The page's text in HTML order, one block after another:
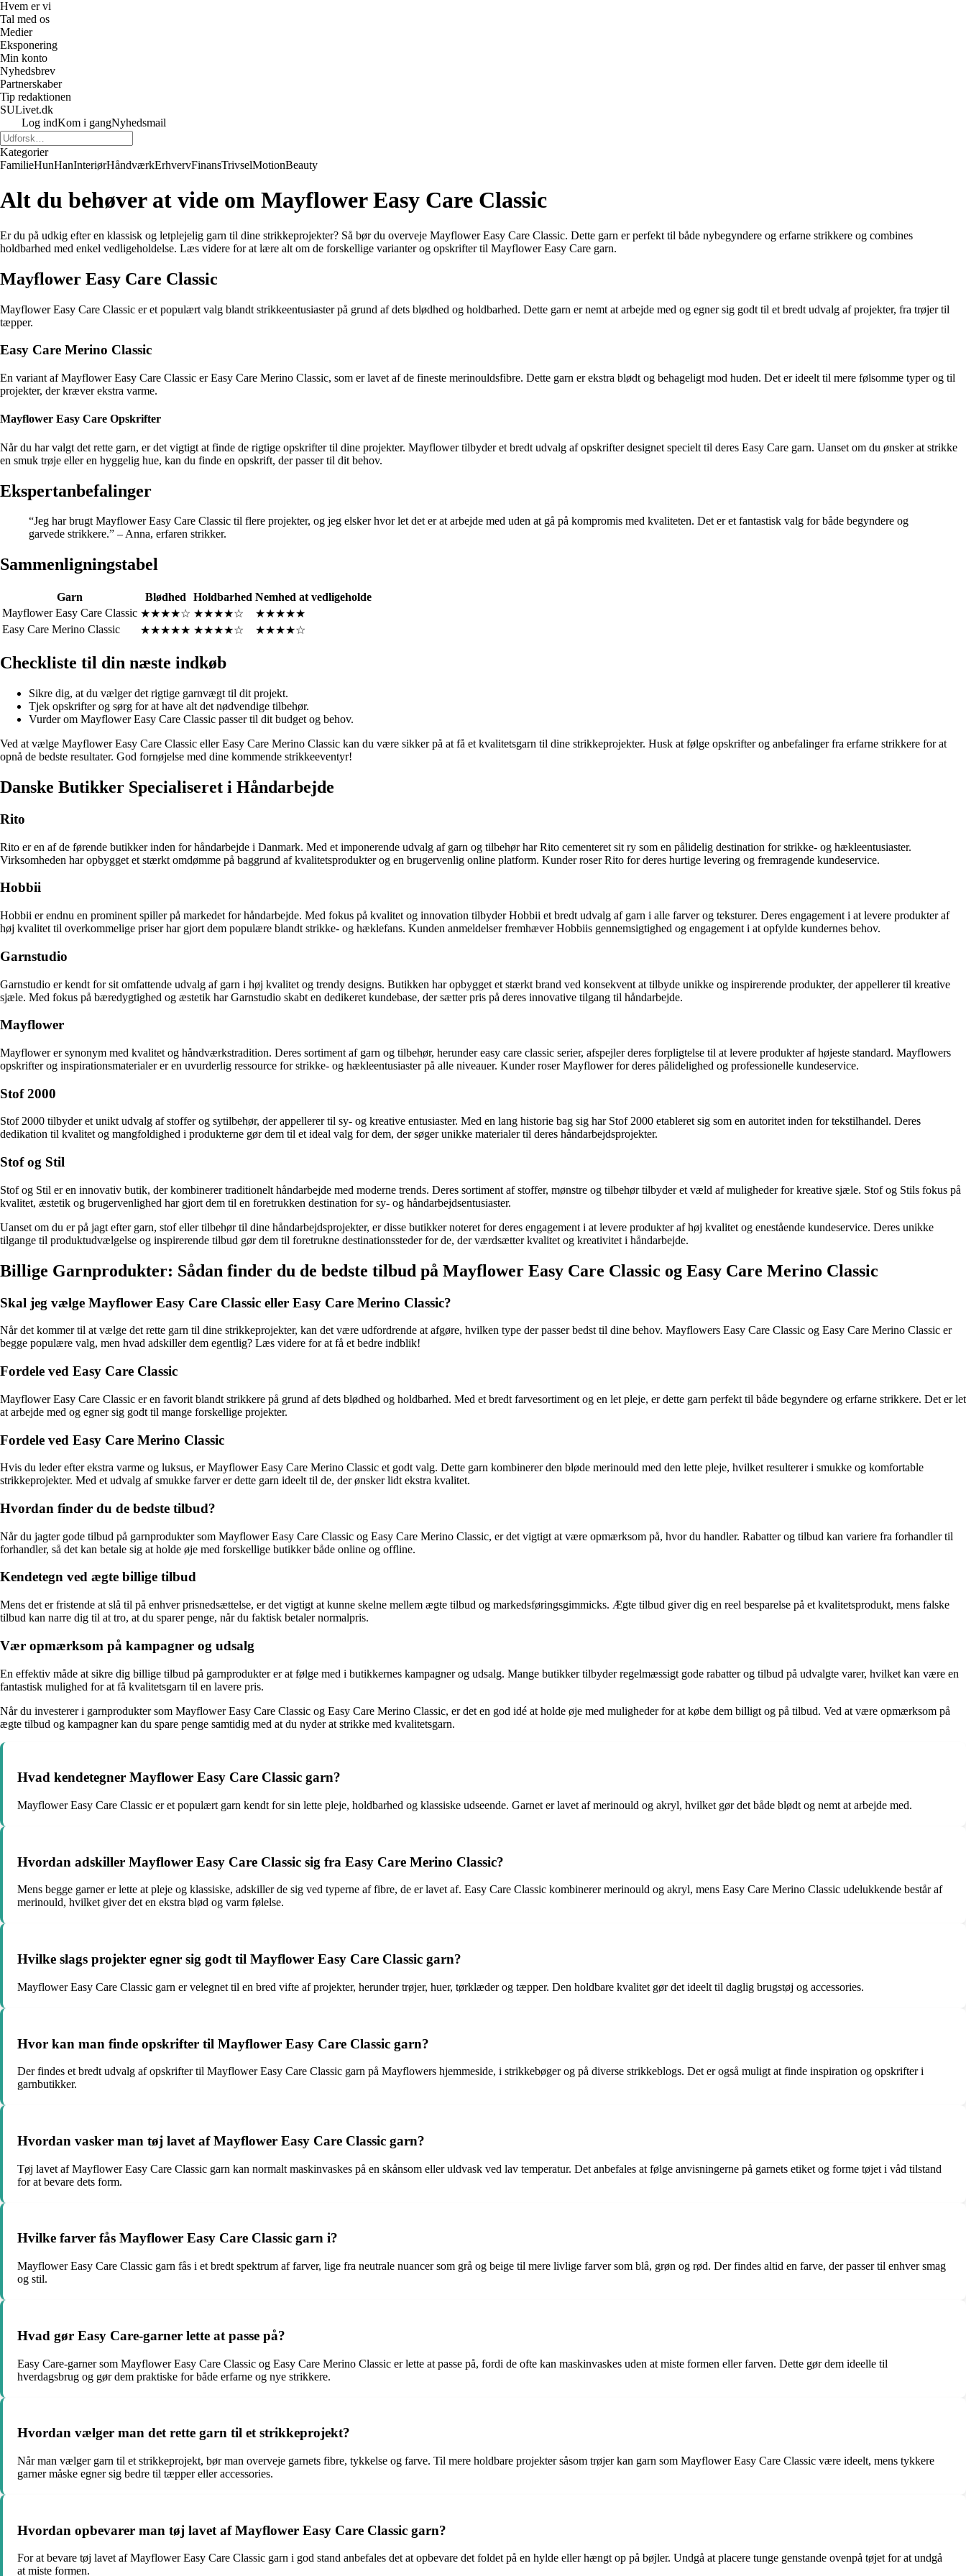
Hvem er vi
Tal med os
Medier
Eksponering
Min konto
Nyhedsbrev
Partnerskaber
Tip redaktionen
SULivet.dk
Log indKom i gangNyhedsmail
Kategorier
FamilieHunHanInteriørHåndværkErhvervFinansTrivselMotionBeauty
Alt du behøver at vide om Mayflower Easy Care Classic
Er du på udkig efter en klassisk og letplejelig garn til dine strikkeprojekter? Så bør du overveje Mayflower Easy Care Classic. Dette garn er perfekt til både nybegyndere og erfarne strikkere og combines
holdbarhed med enkel vedligeholdelse. Læs videre for at lære alt om de forskellige varianter og opskrifter til Mayflower Easy Care garn.
Mayflower Easy Care Classic
Mayflower Easy Care Classic er et populært valg blandt strikkeentusiaster på grund af dets blødhed og holdbarhed. Dette garn er nemt at arbejde med og egner sig godt til et bredt udvalg af projekter, fra trøjer til
tæpper.
Easy Care Merino Classic
En variant af Mayflower Easy Care Classic er Easy Care Merino Classic, som er lavet af de fineste merinouldsfibre. Dette garn er ekstra blødt og behageligt mod huden. Det er ideelt til mere følsomme typer og til
projekter, der kræver ekstra varme.
Mayflower Easy Care Opskrifter
Når du har valgt det rette garn, er det vigtigt at finde de rigtige opskrifter til dine projekter. Mayflower tilbyder et bredt udvalg af opskrifter designet specielt til deres Easy Care garn. Uanset om du ønsker at strikke
en smuk trøje eller en hyggelig hue, kan du finde en opskrift, der passer til dit behov.
Ekspertanbefalinger
“Jeg har brugt Mayflower Easy Care Classic til flere projekter, og jeg elsker hvor let det er at arbejde med uden at gå på kompromis med kvaliteten. Det er et fantastisk valg for både begyndere og
garvede strikkere.” – Anna, erfaren strikker.
Sammenligningstabel
Garn Blødhed Holdbarhed Nemhed at vedligeholde
Mayflower Easy Care Classic ★★★★☆ ★★★★☆
★★★★★
Easy Care Merino Classic
★★★★★ ★★★★☆ ★★★★☆
Checkliste til din næste indkøb
Sikre dig, at du vælger det rigtige garnvægt til dit projekt.
Tjek opskrifter og sørg for at have alt det nødvendige tilbehør.
Vurder om Mayflower Easy Care Classic passer til dit budget og behov.
Ved at vælge Mayflower Easy Care Classic eller Easy Care Merino Classic kan du være sikker på at få et kvalitetsgarn til dine strikkeprojekter. Husk at følge opskrifter og anbefalinger fra erfarne strikkere for at
opnå de bedste resultater. God fornøjelse med dine kommende strikkeeventyr!
Danske Butikker Specialiseret i Håndarbejde
Rito
Rito er en af de førende butikker inden for håndarbejde i Danmark. Med et imponerende udvalg af garn og tilbehør har Rito cementeret sit ry som en pålidelig destination for strikke- og hækleentusiaster.
Virksomheden har opbygget et stærkt omdømme på baggrund af kvalitetsprodukter og en brugervenlig online platform. Kunder roser Rito for deres hurtige levering og fremragende kundeservice.
Hobbii
Hobbii er endnu en prominent spiller på markedet for håndarbejde. Med fokus på kvalitet og innovation tilbyder Hobbii et bredt udvalg af garn i alle farver og teksturer. Deres engagement i at levere produkter af
høj kvalitet til overkommelige priser har gjort dem populære blandt strikke- og hæklefans. Kunden anmeldelser fremhæver Hobbiis gennemsigtighed og engagement i at opfylde kundernes behov.
Garnstudio
Garnstudio er kendt for sit omfattende udvalg af garn i høj kvalitet og trendy designs. Butikken har opbygget et stærkt brand ved konsekvent at tilbyde unikke og inspirerende produkter, der appellerer til kreative
sjæle. Med fokus på bæredygtighed og æstetik har Garnstudio skabt en dedikeret kundebase, der sætter pris på deres innovative tilgang til håndarbejde.
Mayflower
Mayflower er synonym med kvalitet og håndværkstradition. Deres sortiment af garn og tilbehør, herunder easy care classic serier, afspejler deres forpligtelse til at levere produkter af højeste standard. Mayflowers
opskrifter og inspirationsmaterialer er en uvurderlig ressource for strikke- og hækleentusiaster på alle niveauer. Kunder roser Mayflower for deres pålidelighed og professionelle kundeservice.
Stof 2000
Stof 2000 tilbyder et unikt udvalg af stoffer og sytilbehør, der appellerer til sy- og kreative entusiaster. Med en lang historie bag sig har Stof 2000 etableret sig som en autoritet inden for tekstilhandel. Deres
dedikation til kvalitet og mangfoldighed i produkterne gør dem til et ideal valg for dem, der søger unikke materialer til deres håndarbejdsprojekter.
Stof og Stil
Stof og Stil er en innovativ butik, der kombinerer traditionelt håndarbejde med moderne trends. Deres sortiment af stoffer, mønstre og tilbehør tilbyder et væld af muligheder for kreative sjæle. Stof og Stils fokus på
kvalitet, æstetik og brugervenlighed har gjort dem til en foretrukken destination for sy- og håndarbejdsentusiaster.
Uanset om du er på jagt efter garn, stof eller tilbehør til dine håndarbejdsprojekter, er disse butikker noteret for deres engagement i at levere produkter af høj kvalitet og enestående kundeservice. Deres unikke
tilgange til produktudvælgelse og inspirerende tilbud gør dem til foretrukne destinationssteder for de, der værdsætter kvalitet og kreativitet i håndarbejde.
Billige Garnprodukter: Sådan finder du de bedste tilbud på Mayflower Easy Care Classic og Easy Care Merino Classic
Skal jeg vælge Mayflower Easy Care Classic eller Easy Care Merino Classic?
Når det kommer til at vælge det rette garn til dine strikkeprojekter, kan det være udfordrende at afgøre, hvilken type der passer bedst til dine behov. Mayflowers Easy Care Classic og Easy Care Merino Classic er
begge populære valg, men hvad adskiller dem egentlig? Læs videre for at få et bedre indblik!
Fordele ved Easy Care Classic
Mayflower Easy Care Classic er en favorit blandt strikkere på grund af dets blødhed og holdbarhed. Med et bredt farvesortiment og en let pleje, er dette garn perfekt til både begyndere og erfarne strikkere. Det er let
at arbejde med og egner sig godt til mange forskellige projekter.
Fordele ved Easy Care Merino Classic
Hvis du leder efter ekstra varme og luksus, er Mayflower Easy Care Merino Classic et godt valg. Dette garn kombinerer den bløde merinould med den lette pleje, hvilket resulterer i smukke og komfortable
strikkeprojekter. Med et udvalg af smukke farver er dette garn ideelt til de, der ønsker lidt ekstra kvalitet.
Hvordan finder du de bedste tilbud?
Når du jagter gode tilbud på garnprodukter som Mayflower Easy Care Classic og Easy Care Merino Classic, er det vigtigt at være opmærksom på, hvor du handler. Rabatter og tilbud kan variere fra forhandler til
forhandler, så det kan betale sig at holde øje med forskellige butikker både online og offline.
Kendetegn ved ægte billige tilbud
Mens det er fristende at slå til på enhver prisnedsættelse, er det vigtigt at kunne skelne mellem ægte tilbud og markedsføringsgimmicks. Ægte tilbud giver dig en reel besparelse på et kvalitetsprodukt, mens falske
tilbud kan narre dig til at tro, at du sparer penge, når du faktisk betaler normalpris.
Vær opmærksom på kampagner og udsalg
En effektiv måde at sikre dig billige tilbud på garnprodukter er at følge med i butikkernes kampagner og udsalg. Mange butikker tilbyder regelmæssigt gode rabatter og tilbud på udvalgte varer, hvilket kan være en
fantastisk mulighed for at få kvalitetsgarn til en lavere pris.
Når du investerer i garnprodukter som Mayflower Easy Care Classic og Easy Care Merino Classic, er det en god idé at holde øje med muligheder for at købe dem billigt og på tilbud. Ved at være opmærksom på
ægte tilbud og kampagner kan du spare penge samtidig med at du nyder at strikke med kvalitetsgarn.
Hvad kendetegner Mayflower Easy Care Classic garn?
Mayflower Easy Care Classic er et populært garn kendt for sin lette pleje, holdbarhed og klassiske udseende. Garnet er lavet af merinould og akryl, hvilket gør det både blødt og nemt at arbejde med.
Hvordan adskiller Mayflower Easy Care Classic sig fra Easy Care Merino Classic?
Mens begge garner er lette at pleje og klassiske, adskiller de sig ved typerne af fibre, de er lavet af. Easy Care Classic kombinerer merinould og akryl, mens Easy Care Merino Classic udelukkende består af
merinould, hvilket giver det en ekstra blød og varm følelse.
Hvilke slags projekter egner sig godt til Mayflower Easy Care Classic garn?
Mayflower Easy Care Classic garn er velegnet til en bred vifte af projekter, herunder trøjer, huer, tørklæder og tæpper. Den holdbare kvalitet gør det ideelt til daglig brugstøj og accessories.
Hvor kan man finde opskrifter til Mayflower Easy Care Classic garn?
Der findes et bredt udvalg af opskrifter til Mayflower Easy Care Classic garn på Mayflowers hjemmeside, i strikkebøger og på diverse strikkeblogs. Det er også muligt at finde inspiration og opskrifter i
garnbutikker.
Hvordan vasker man tøj lavet af Mayflower Easy Care Classic garn?
Tøj lavet af Mayflower Easy Care Classic garn kan normalt maskinvaskes på en skånsom eller uldvask ved lav temperatur. Det anbefales at følge anvisningerne på garnets etiket og forme tøjet i våd tilstand
for at bevare dets form.
Hvilke farver fås Mayflower Easy Care Classic garn i?
Mayflower Easy Care Classic garn fås i et bredt spektrum af farver, lige fra neutrale nuancer som grå og beige til mere livlige farver som blå, grøn og rød. Der findes altid en farve, der passer til enhver smag
og stil.
Hvad gør Easy Care-garner lette at passe på?
Easy Care-garner som Mayflower Easy Care Classic og Easy Care Merino Classic er lette at passe på, fordi de ofte kan maskinvaskes uden at miste formen eller farven. Dette gør dem ideelle til
hverdagsbrug og gør dem praktiske for både erfarne og nye strikkere.
Hvordan vælger man det rette garn til et strikkeprojekt?
Når man vælger garn til et strikkeprojekt, bør man overveje garnets fibre, tykkelse og farve. Til mere holdbare projekter såsom trøjer kan garn som Mayflower Easy Care Classic være ideelt, mens tykkere
garner måske egner sig bedre til tæpper eller accessories.
Hvordan opbevarer man tøj lavet af Mayflower Easy Care Classic garn?
For at bevare tøj lavet af Mayflower Easy Care Classic garn i god stand anbefales det at opbevare det foldet på en hylde eller hængt op på bøjler. Undgå at placere tunge genstande ovenpå tøjet for at undgå
at miste formen.